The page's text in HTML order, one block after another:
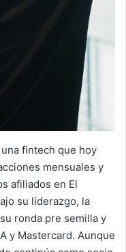
una fintech que hoy
mensuales y
afiliados en El
su liderazgo, la
ronda pre semilla y
y Mastercard. Aunque